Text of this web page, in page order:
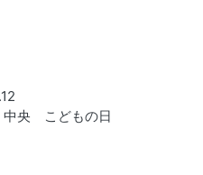
央 こどもの日